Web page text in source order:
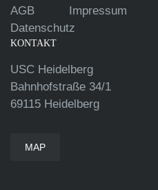
AGB Impressum
Datenschutz
KONTAKT
USC Heidelberg
Bahnhofstraße 34/1
69115 Heidelberg
MAP